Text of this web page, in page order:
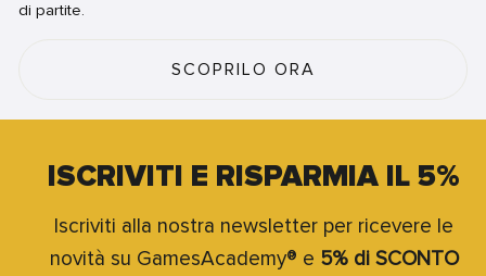
di partite.
SCOPRILO ORA
ISCRIVITI E RISPARMIA IL 5%
Iscriviti alla nostra newsletter per ricevere le
novità su GamesAcademy® e 5% di SCONTO